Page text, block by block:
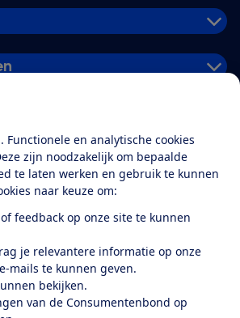
Functionele en analytische cookies
zijn noodzakelijk om bepaalde
te laten werken en gebruik te kunnen
naar keuze om:
feedback op onze site te kunnen
je relevantere informatie op onze
mails te kunnen geven.
bekijken.
van de Consumentenbond op
over de
Privacyverklaring
Toegankelijkheid